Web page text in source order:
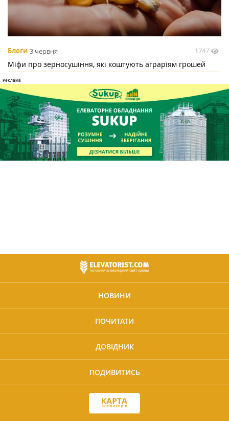
Блоги 3 червня 1747
Міфи про зерносушіння, які коштують аграріям грошей
НОВИНИ
ПОЧИТАТИ
ДОВІДНИК
ПОДИВИТИСЬ